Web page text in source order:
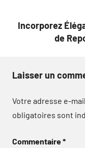
Incorporez
de
Laisser un
Votre adresse e-
obligatoires sont
Commentaire*